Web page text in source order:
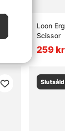
Loon
Scissor
259 kr
Slutsåld